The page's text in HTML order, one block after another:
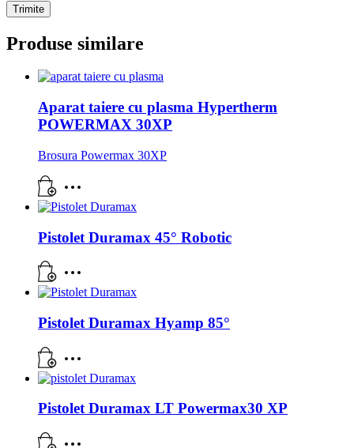
Produse similare
Aparat taiere cu plasma Hypertherm
POWERMAX 30XP
Brosura Powermax 30XP
Pistolet Duramax 45° Robotic
Pistolet Duramax Hyamp 85°
Pistolet Duramax LT Powermax30 XP